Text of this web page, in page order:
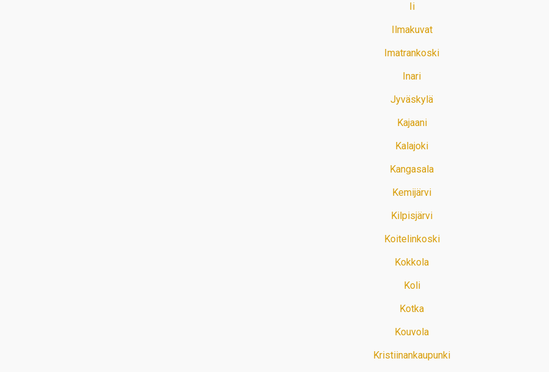
Ii
Ilmakuvat
Imatrankoski
Inari
Jyväskylä
Kajaani
Kalajoki
Kangasala
Kemijärvi
Kilpisjärvi
Koitelinkoski
Kokkola
Koli
Kotka
Kouvola
Kristiinankaupunki